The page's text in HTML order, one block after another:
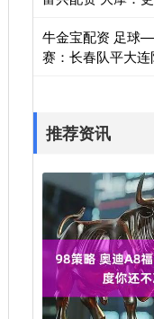
牛金宝配资 足球
赛：长春队平大连
推荐资讯